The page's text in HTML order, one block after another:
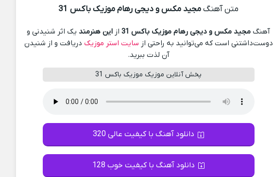
متن آهنگمجید مکس و دیجی رهام موزیک باکس 31
آهنگ مجید مکس و دیجی رهام موزیک باکس 31 از این هنرمندیک اثر شنیدنی و
دوست‌داشتنی است که می‌توانید به راحتی از سایت استر موزیک دریافت و از شنیدن
آن لذت ببرید.
پخش آنلاین موزیک موزیک باکس 31
دانلود آهنگ با کیفیت عالی 320
دانلود آهنگ با کیفیت خوب 128